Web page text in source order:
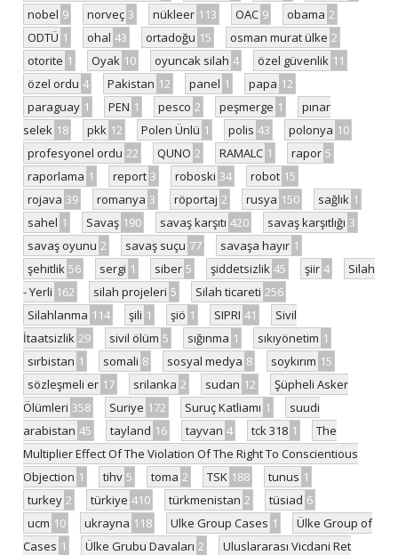
nobel 9 norveç 3 nükleer 113 OAC 9 obama 2
ODTÜ 1 ohal 43 ortadoğu 15 osman murat ülke 2
otorite 1 Oyak 10 oyuncak silah 4 özel güvenlik 11
özel ordu 4 Pakistan 12 panel 1 papa 12
paraguay 1 PEN 1 pesco 2 peşmerge 1
pınar
selek 18 pkk 12 Polen Ünlü 1 polis 43 polonya 10
profesyonel ordu 22 QUNO 2 RAMALC 1 rapor 5
raporlama 1 report 3 roboski 34 robot 15
rojava 39 romanya 3 röportaj 2 rusya 150 sağlık 1
sahel 1 Savaş 190 savaş karşıtı 420 savaş karşıtlığı 3
savaş oyunu 2 savaş suçu 77 savaşa hayır 1
şehitlik 56 sergi 1 siber 5 şiddetsizlik 45 şiir 4
Silah
- Yerli 162 silah projeleri 5 Silah ticareti 256
Silahlanma 114 şili 1 şiö 1 SIPRI 41
Sivil
İtaatsizlik 29 sivil ölüm 5 sığınma 1 sıkıyönetim 1
sırbistan 1 somali 8 sosyal medya 8 soykırım 15
sözleşmeli er 17 srilanka 2 sudan 12
Şüpheli Asker
Ölümleri 358 Suriye 172 Suruç Katliamı 1
suudi
arabistan 45 tayland 16 tayvan 4 tck 318 1
The
Multiplier Effect Of The Violation Of The Right To Conscientious
Objection 1 tihv 5 toma 2 TSK 188 tunus 1
turkey 2 türkiye 410 türkmenistan 2 tüsiad 6
ucm 10 ukrayna 118 Ulke Group Cases 1
Ülke Group of
Cases 1 Ülke Grubu Davaları 2
Uluslararası Vicdani Ret